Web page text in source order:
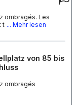
ombragés. Les
t ... Mehr lesen
von 85 bis
ombragés